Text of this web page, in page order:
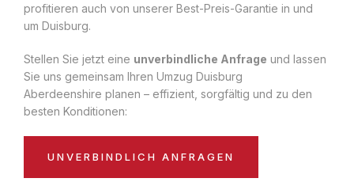
profitieren auch von unserer Best-Preis-Garantie in und
um Duisburg.
Stellen Sie jetzt eine unverbindliche Anfrage und lassen
Sie uns gemeinsam Ihren Umzug Duisburg
Aberdeenshire planen – effizient, sorgfältig und zu den
besten Konditionen:
UNVERBINDLICH ANFRAGEN